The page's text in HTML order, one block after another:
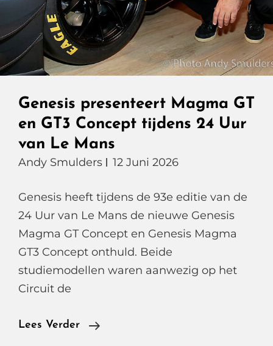
Een
Hypercar
Die
De
Haalde
Genesis presenteert Magma GT
en GT3 Concept tijdens 24 Uur
van Le Mans
Andy Smulders 12 Juni 2026
Genesis heeft tijdens de 93e editie van de
24 Uur van Le Mans de nieuwe Genesis
Magma GT Concept en Genesis Magma
GT3 Concept onthuld. Beide
studiemodellen waren aanwezig op het
Circuit de
Lees Verder
Genesis